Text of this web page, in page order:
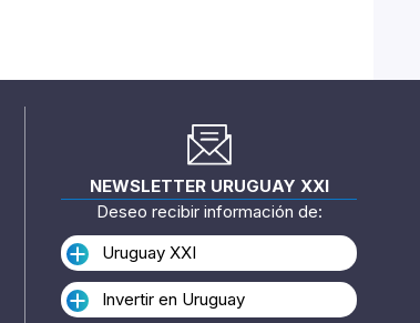
NEWSLETTER URUGUAY XXI
Deseo recibir información de:
Uruguay XXI
Invertir en Uruguay